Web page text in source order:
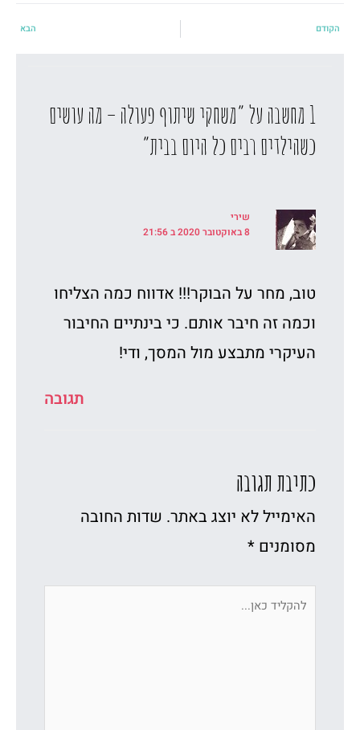
קודם
הקודם הבא
1 מחשבה על “משחקי שיתוף פעולה – מה עושים
כשהילדים רבים כל היום בבית”
‫שירי
8 באוקטובר 2020 ב 21:56
טוב, מחר על הבוקר!!! אדווח כמה הצליחו
וכמה זה חיבר אותם. כי בינתיים החיבור
העיקרי מתבצע מול המסך, ודי!
תגובה
כתיבת תגובה
האימייל לא יוצג באתר. שדות החובה
מסומנים *
להקליד